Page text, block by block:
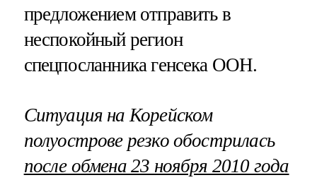
предложением отправить в
неспокойный регион
спецпосланника генсека ООН.
Ситуация на Корейском
полуострове резко обострилась
после обмена 23 ноября 2010 года